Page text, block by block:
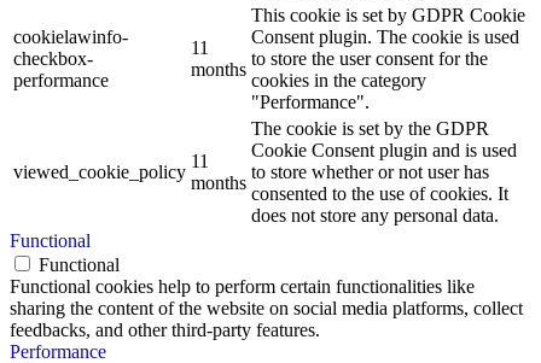
cookielawinfo-
checkbox-
performance
11
months
This cookie is set by GDPR Cookie
Consent plugin. The cookie is used
to store the user consent for the
cookies in the category
"Performance".
viewed_cookie_policy
11
months
The cookie is set by the GDPR
Cookie Consent plugin and is used
to store whether or not user has
consented to the use of cookies. It
does not store any personal data.
Functional
Functional
Functional cookies help to perform certain functionalities like
sharing the content of the website on social media platforms, collect
feedbacks, and other third-party features.
Performance